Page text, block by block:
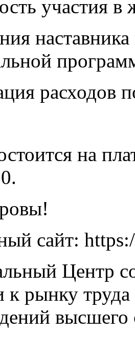
участия
расходов
на
сайт:
Центр
к рынку